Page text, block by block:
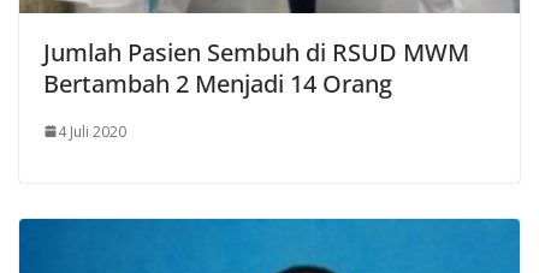
Jumlah Pasien Sembuh di RSUD MWM
Bertambah 2 Menjadi 14 Orang
4 Juli 2020